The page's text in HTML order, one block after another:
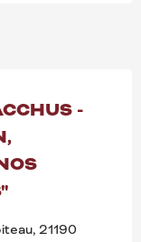
-
21190